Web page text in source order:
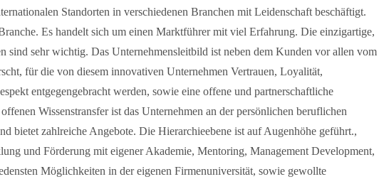
Standorten in verschiedenen Branchen mit Leidenschaft beschäftigt.
Es handelt sich um einen Marktführer mit viel Erfahrung. Die einzigartige,
sind sehr wichtig. Das Unternehmensleitbild ist neben dem Kunden vor allen vom
für die von diesem innovativen Unternehmen Vertrauen, Loyalität,
entgegengebracht werden, sowie eine offene und partnerschaftliche
Wissenstransfer ist das Unternehmen an der persönlichen beruflichen
bietet zahlreiche Angebote. Die Hierarchieebene ist auf Augenhöhe geführt.,
und Förderung mit eigener Akademie, Mentoring, Management Development,
Möglichkeiten in der eigenen Firmenuniversität, sowie gewollte